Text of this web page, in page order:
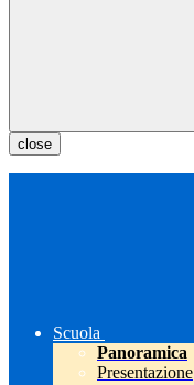
close
Scuola
Panoramica
Presentazione